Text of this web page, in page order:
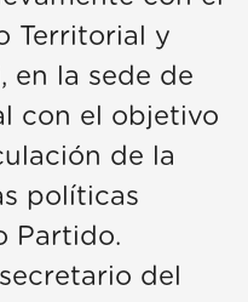
Territorial y
en la sede de
con el objetivo
de la
políticas
Partido.
del